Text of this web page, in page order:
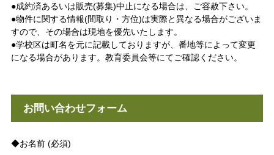
●成約済あるいは販売(募集)中止になる場合は、ご容赦下さい。
●物件に関する情報(間取り・方位)は実際と異なる場合がございま
すので、その場合は現地を優先いたします。
●学校区は町名を元に記載しておりますが、番地等によって変更
になる場合があります。教育委員会等にてご確認ください。
お問い合わせフォーム
◆お名前 (必須)